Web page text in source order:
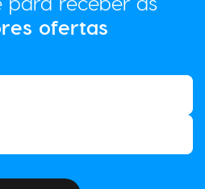
para receber as
ofertas